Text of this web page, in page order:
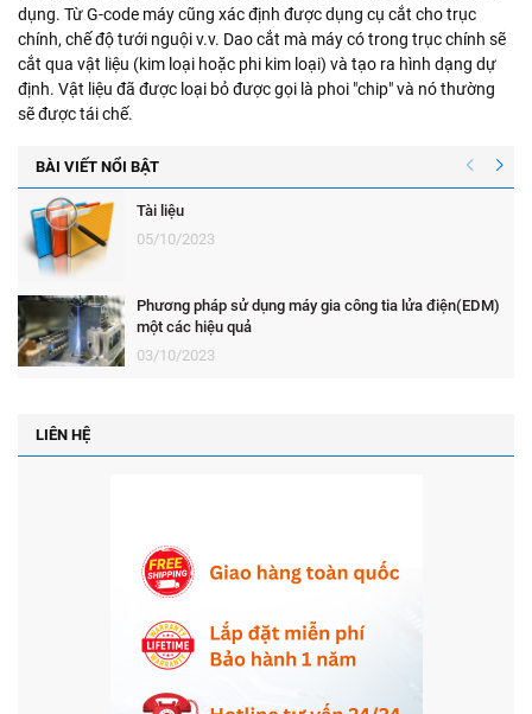
dụng. Từ G-code máy cũng xác định được dụng cụ cắt cho trục
chính, chế độ tưới nguội v.v. Dao cắt mà máy có trong trục chính sẽ
cắt qua vật liệu (kim loại hoặc phi kim loại) và tạo ra hình dạng dự
định. Vật liệu đã được loại bỏ được gọi là phoi "chip" và nó thường
sẽ được tái chế.
BÀI VIẾT NỔI BẬT
Tài liệu
05/10/2023
Phương pháp sử dụng máy gia công tia lửa điện(EDM)
một các hiệu quả
03/10/2023
LIÊN HỆ